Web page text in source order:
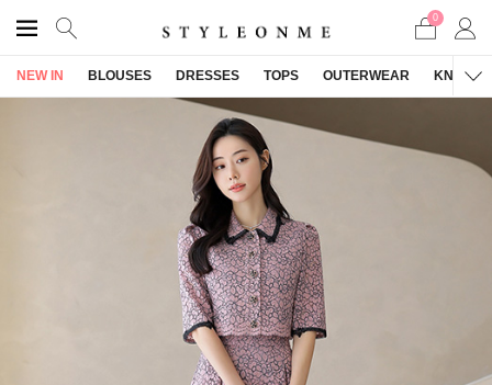
0
NEW IN BLOUSES DRESSES TOPS OUTERWEAR